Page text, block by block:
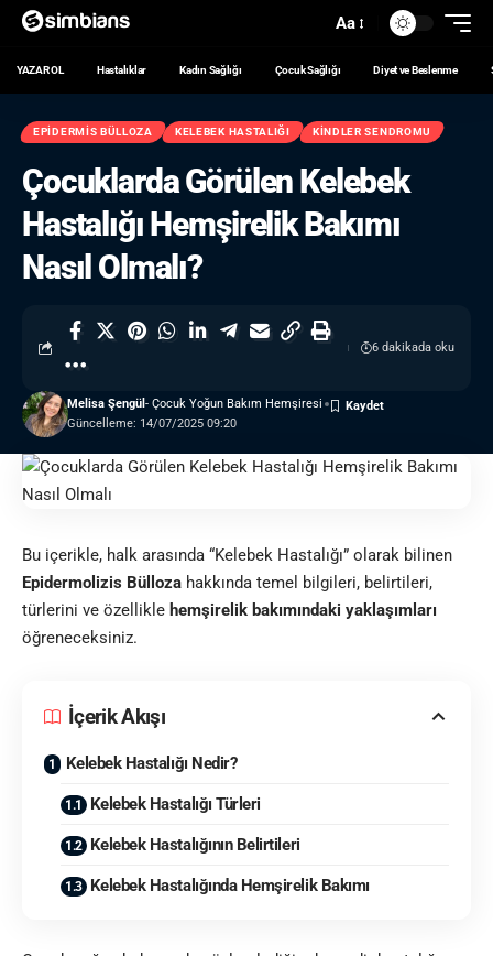
Aa
YAZAR OL Hastalıklar Kadın Sağlığı Çocuk Sağlığı Diyet ve Beslenme
EPIDERMIS BÜLLOZA KELEBEK HASTALIĞI KINDLER SENDROMU
Çocuklarda Görülen Kelebek
Hastalığı Hemşirelik Bakımı
Nasıl Olmalı?
Güncelleme: 14/07/2025 09:20
Melisa Şengül - Çocuk Yoğun Bakım Hemşiresi
6 dakikada oku
Bu içerikle, halk arasında “Kelebek Hastalığı” olarak bilinen
Epidermolizis Bülloza hakkında temel bilgileri, belirtileri,
türlerini ve özellikle hemşirelik bakımındaki yaklaşımları
öğreneceksiniz.
İçerik Akışı
Kelebek Hastalığı Nedir?
Kelebek Hastalığı Türleri
Kelebek Hastalığının Belirtileri
Kelebek Hastalığında Hemşirelik Bakımı